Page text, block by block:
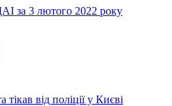
за 3 лютого 2022 року
від поліції у Києві